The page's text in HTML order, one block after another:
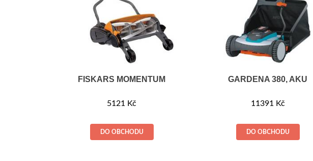
FISKARS MOMENTUM
5121 Kč
DO OBCHODU
GARDENA 380, AKU
11391 Kč
DO OBCHODU